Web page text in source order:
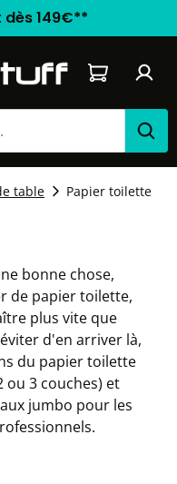
149€**
Le panier
table Papier toilette
bonne chose,
de papier toilette,
plus vite que
d'en arriver là,
du papier toilette
ou 3 couches) et
jumbo pour les